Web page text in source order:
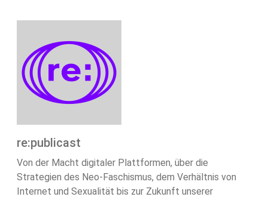
re:publicast
Von der Macht digitaler Plattformen, über die
Strategien des Neo-Faschismus, dem Verhältnis von
Internet und Sexualität bis zur Zukunft unserer